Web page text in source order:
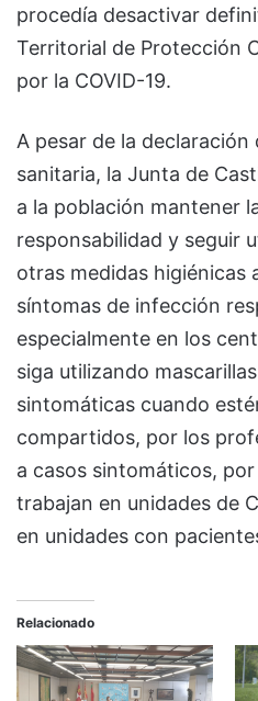
procedía desactivar
Territorial de Protección
por la COVID-19.
A pesar de la
sanitaria, la Junta de
a la población mantener
responsabilidad y seguir
otras medidas higiénicas
síntomas de infección
especialmente en los
siga utilizando
sintomáticas cuando
compartidos, por los
a casos sintomáticos,
trabajan en unidades de
en unidades con
Relacionado